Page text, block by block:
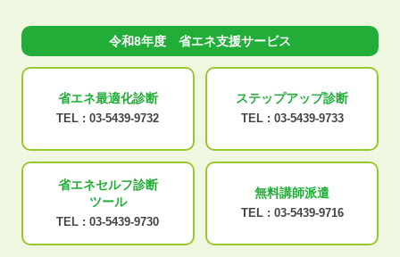
令和8年度 省エネ支援サービス
省エネ最適化診断
TEL : 03-5439-9732
ステップアップ診断
TEL : 03-5439-9733
省エネセルフ診断
ツール
TEL : 03-5439-9730
無料講師派遣
TEL : 03-5439-9716